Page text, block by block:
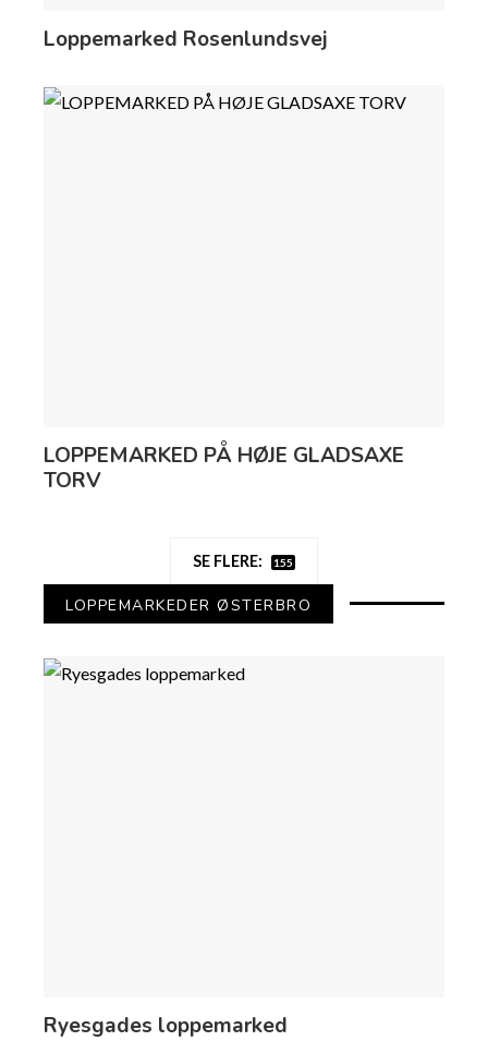
Loppemarked Rosenlundsvej
LOPPEMARKED PÅ HØJE GLADSAXE
TORV
SE FLERE: 155
LOPPEMARKEDER ØSTERBRO
Ryesgades loppemarked